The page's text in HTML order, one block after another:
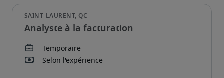
Analyste à la facturation